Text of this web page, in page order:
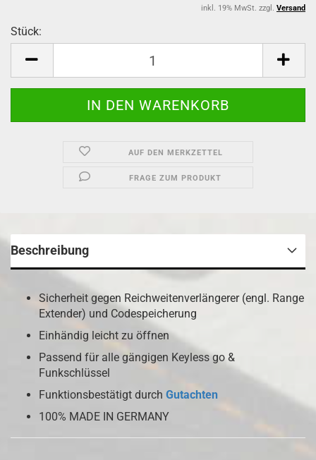
inkl. 19% MwSt. zzgl. Versand
Stück:
AUF DEN MERKZETTEL
FRAGE ZUM PRODUKT
Beschreibung
Sicherheit gegen Reichweitenverlängerer (engl. Range
Extender) und Codespeicherung
Einhändig leicht zu öffnen
Passend für alle gängigen Keyless go &
Funkschlüssel
Funktionsbestätigt durch Gutachten
100% MADE IN GERMANY